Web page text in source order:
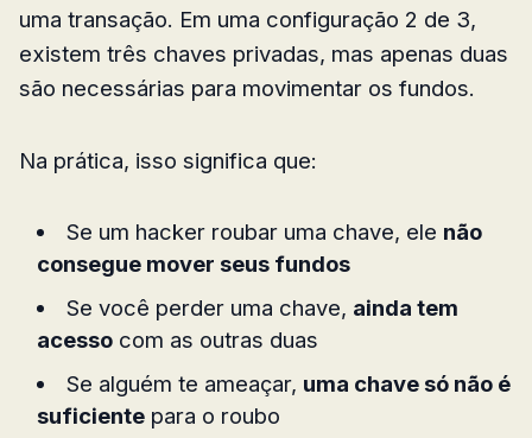
uma transação. Em uma configuração 2 de 3,
existem três chaves privadas, mas apenas duas
são necessárias para movimentar os fundos.
Na prática, isso significa que:
Se um hacker roubar uma chave, ele não
consegue mover seus fundos
Se você perder uma chave, ainda tem
acesso com as outras duas
Se alguém te ameaçar, uma chave só não é
suficiente para o roubo